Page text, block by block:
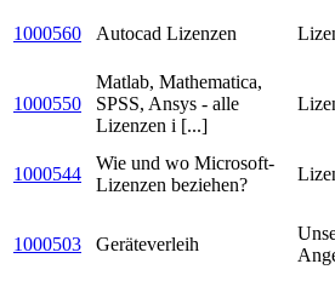
1000560 Autocad Lizenzen
1000550
Matlab, Mathematica,
SPSS, Ansys - alle
Lizenzen i [...]
1000544
Wie und wo Microsoft-
Lizenzen beziehen?
1000503 Geräteverleih